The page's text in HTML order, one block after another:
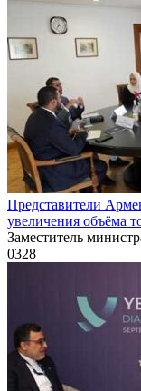
Представители
увеличения объёма
Заместитель
0328